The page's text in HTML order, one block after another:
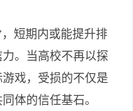
短期内或能提升排
。当高校不再以探
戏，受损的不仅是
体的信任基石。